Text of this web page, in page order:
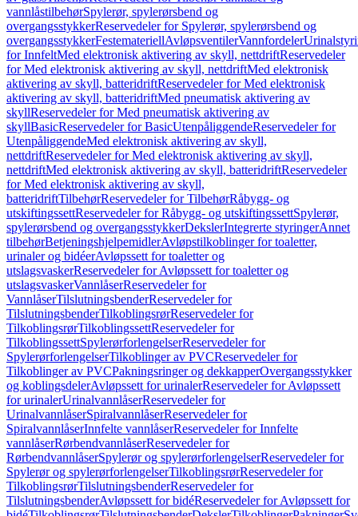
vannlåstilbehørSpylerør, spylerørsbend og
overgangsstykkerReservedeler for Spylerør, spylerørsbend og
overgangsstykkerFestemateriellAvløpsventilerVannfordeler
for InnfeltMed elektronisk aktivering av skyll, nettdriftReservedeler
for Med elektronisk aktivering av skyll, nettdriftMed elektronisk
aktivering av skyll, batteridriftReservedeler for Med elektronisk
aktivering av skyll, batteridriftMed pneumatisk aktivering av
skyllReservedeler for Med pneumatisk aktivering av
skyllBasicReservedeler for BasicUtenpåliggendeReservedeler for
UtenpåliggendeMed elektronisk aktivering av skyll,
nettdriftReservedeler for Med elektronisk aktivering av skyll,
nettdriftMed elektronisk aktivering av skyll, batteridriftReservedeler
for Med elektronisk aktivering av skyll,
batteridriftTilbehørReservedeler for TilbehørRåbygg- og
utskiftingssettReservedeler for Råbygg- og utskiftingssettSpylerør,
spylerørsbend og overgangsstykkerDekslerIntegrerte styringerAnnet
tilbehørBetjeningshjelpemidlerAvløpstilkoblinger for toaletter,
urinaler og bidéerAvløpssett for toaletter og
utslagsvaskerReservedeler for Avløpssett for toaletter og
utslagsvaskerVannlåserReservedeler for
VannlåserTilslutningsbenderReservedeler for
TilslutningsbenderTilkoblingsrørReservedeler for
TilkoblingsrørTilkoblingssettReservedeler for
TilkoblingssettSpylerørforlengelserReservedeler for
SpylerørforlengelserTilkoblinger av PVCReservedeler for
Tilkoblinger av PVCPakningsringer og dekkapperOvergangsstykker
og koblingsdelerAvløpssett for urinalerReservedeler for Avløpssett
for urinalerUrinalvannlåserReservedeler for
UrinalvannlåserSpiralvannlåserReservedeler for
SpiralvannlåserInnfelte vannlåserReservedeler for Innfelte
vannlåserRørbendvannlåserReservedeler for
RørbendvannlåserSpylerør og spylerørforlengelserReservedeler for
Spylerør og spylerørforlengelserTilkoblingsrørReservedeler for
TilkoblingsrørTilslutningsbenderReservedeler for
TilslutningsbenderAvløpssett for bidéReservedeler for Avløpssett for